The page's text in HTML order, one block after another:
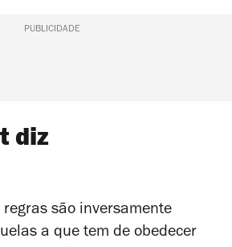
PUBLICIDADE
diz
regras são inversamente
a que tem de obedecer